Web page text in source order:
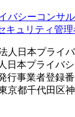
日本プライバ
行事業者登録番
京都千代田区